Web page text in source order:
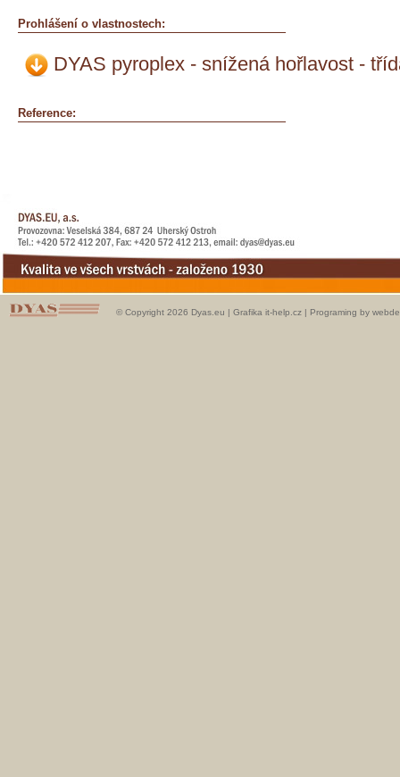
Prohlášení o vlastnostech:
DYAS pyroplex - snížená hořlavost -
Reference:
© Copyright 2026 Dyas.eu | Grafika it-help.cz | Programing by